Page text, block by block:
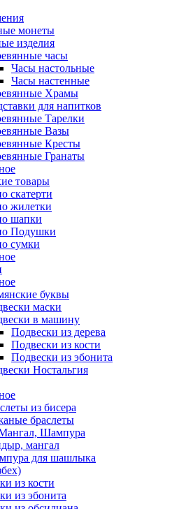
монеты
изделия
часы
Часы настольные
Часы настенные
Храмы
для напитков
Тарелки
Вазы
Кресты
Гранаты
товары
скатерти
жилетки
шапки
Подушки
сумки
буквы
маски
в машину
Подвески из дерева
Подвески из кости
Подвески из эбонита
Ностальгия
из бисера
браслеты
Шампура
мангал
для шашлыка
из кости
из эбонита